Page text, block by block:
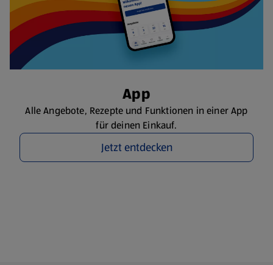
App
Alle Angebote, Rezepte und Funktionen in einer App
für deinen Einkauf.
Jetzt entdecken